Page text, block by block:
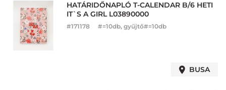
HATÁRIDŐNAPLÓ T-CALENDAR B/6 HETI
IT`S A GIRL L03890000
#171178 #=10db, gyűjtő#=10db
BUSA